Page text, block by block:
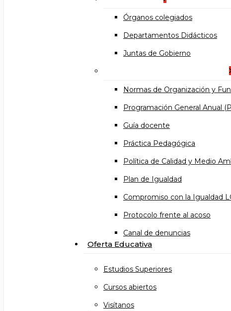
Órganos colegiados
Departamentos Didácticos
Juntas de Gobierno
Normas de Organización y
Programación General Anual
Guía docente
Práctica Pedagógica
Política de Calidad y Medio
Plan de Igualdad
Compromiso con la Igualdad
Protocolo frente al acoso
Canal de denuncias
Oferta Educativa
Estudios Superiores
Cursos abiertos
Visítanos